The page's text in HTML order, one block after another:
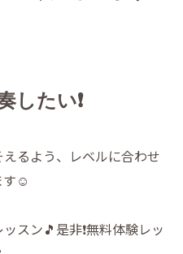
したい❗️
るよう、レベルに合わせ
す☺️
スン🎵是非❗️無料体験レッ